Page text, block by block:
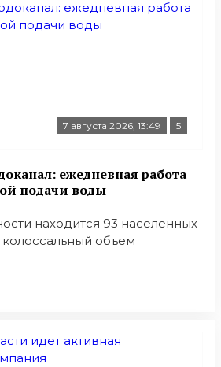
7 августа 2026, 13:49 5
ежедневная работа
подачи воды
находится 93 населенных
колоссальный объем